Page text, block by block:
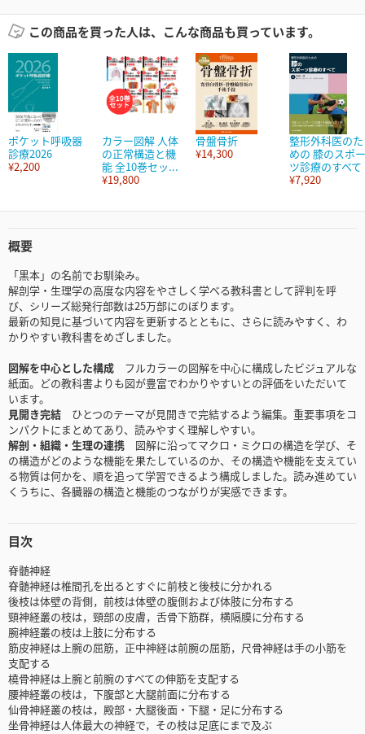
この商品を買った人は、こんな商品も買っています。
ポケット呼吸器
診療2026
¥2,200
カラー図解 人体
の正常構造と機
能 全10巻セッ...
¥19,800
骨盤骨折
¥14,300
整形外科医のた
めの 膝のスポー
ツ診療のすべて
¥7,920
概要
「黒本」の名前でお馴染み。
解剖学・生理学の高度な内容をやさしく学べる教科書として評判を呼
び、シリーズ総発行部数は25万部にのぼります。
最新の知見に基づいて内容を更新するとともに、さらに読みやすく、わ
かりやすい教科書をめざしました。
図解を中心とした構成 フルカラーの図解を中心に構成したビジュアルな
紙面。どの教科書よりも図が豊富でわかりやすいとの評価をいただいて
います。
見開き完結 ひとつのテーマが見開きで完結するよう編集。重要事項をコ
ンパクトにまとめてあり、読みやすく理解しやすい。
解剖・組織・生理の連携 図解に沿ってマクロ・ミクロの構造を学び、そ
の構造がどのような機能を果たしているのか、その構造や機能を支えてい
る物質は何かを、順を追って学習できるよう構成しました。読み進めてい
くうちに、各臓器の構造と機能のつながりが実感できます。
目次
脊髄神経
脊髄神経は椎間孔を出るとすぐに前枝と後枝に分かれる
後枝は体壁の背側，前枝は体壁の腹側および体肢に分布する
頸神経叢の枝は，頸部の皮膚，舌骨下筋群，横隔膜に分布する
腕神経叢の枝は上肢に分布する
筋皮神経は上腕の屈筋，正中神経は前腕の屈筋，尺骨神経は手の小筋を
支配する
橈骨神経は上腕と前腕のすべての伸筋を支配する
腰神経叢の枝は，下腹部と大腿前面に分布する
仙骨神経叢の枝は，殿部・大腿後面・下腿・足に分布する
坐骨神経は人体最大の神経で，その枝は足底にまで及ぶ